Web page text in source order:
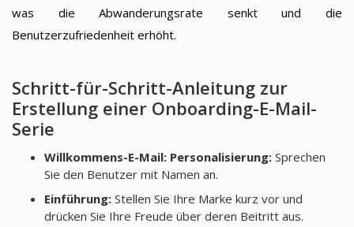
was die Abwanderungsrate senkt und die
Benutzerzufriedenheit erhöht.
Schritt-für-Schritt-Anleitung zur
Erstellung einer Onboarding-E-Mail-
Serie
Willkommens-E-Mail: Personalisierung:Sprechen
Sie den Benutzer mit Namen an.
Einführung:Stellen Sie Ihre Marke kurz vor und
drücken Sie Ihre Freude über deren Beitritt aus.